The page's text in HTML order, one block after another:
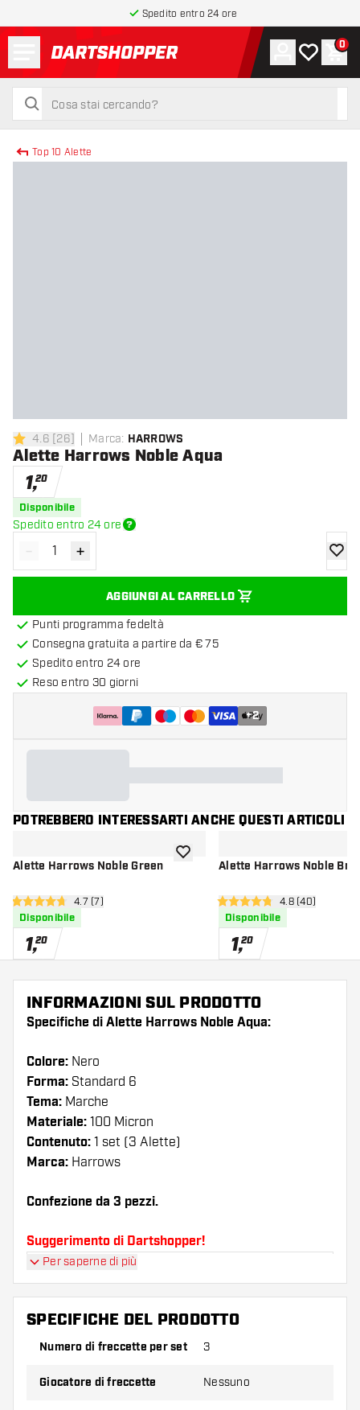
Spedito entro 24 ore
torna alla home page
cerca
cerca
Account
La mia0
Top 10 Alette
4.6 stelle di valutazione
4.6 [26] Marca: HARROWS
Alette Harrows Noble Aqua
1,20
Disponibile
Spedito entro 24 ore
Diminuisci quantità
- Aumenta quantità
+
AGGIUNGI AL CARRELLO
Punti programma fedeltà
Consegna gratuita a partire da € 75
Spedito entro 24 ore
Reso entro 30 giorni
+2
POTREBBERO INTERESSARTI ANCHE QUESTI ARTICOLI
Alette Harrows Noble Green
apri pannello recensioni
4.7 stelle di valutazione
4.7 (7)
Disponibile
1,20
aggiungi alla lista dei desideri
Alette Harrows Noble
apri pannello
4.8 stelle di valutazione
4.8 (40)
Disponibile
1,20
INFORMAZIONI SUL PRODOTTO
Specifiche di Alette Harrows Noble Aqua:
Colore: Nero
Forma: Standard 6
Tema: Marche
Materiale: 100 Micron
Contenuto: 1 set (3 Alette)
Marca: Harrows
Confezione da 3 pezzi.
Suggerimento di Dartshopper!
numero di alette e di astine. Questi possono
danneggiarsi o rompersi con l'uso.
spessore diverso di alette per scoprire quale
Per saperne di più
SPECIFICHE DEL PRODOTTO
Numero di freccette per set 3
Giocatore di freccette Nessuno